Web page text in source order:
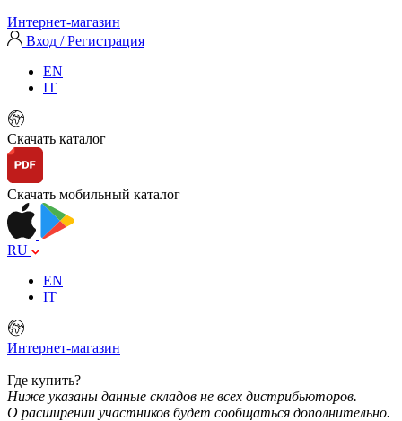
Интернет-магазин
Вход / Регистрация
EN
IT
Скачать каталог
Скачать мобильный каталог
RU
EN
IT
Интернет-магазин
Где купить?
Ниже указаны данные складов не всех дистрибьюторов.
О расширении участников будет сообщаться дополнительно.